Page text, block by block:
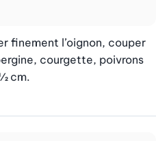
finement l’oignon, couper
courgette, poivrons
cm.